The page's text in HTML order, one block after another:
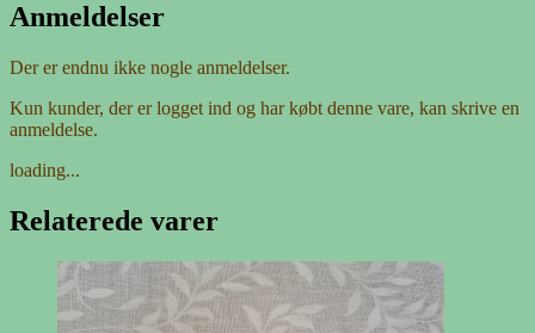
Anmeldelser
Der er endnu ikke nogle anmeldelser.
Kun kunder, der er logget ind og har købt denne vare, kan skrive en
anmeldelse.
loading...
Relaterede varer